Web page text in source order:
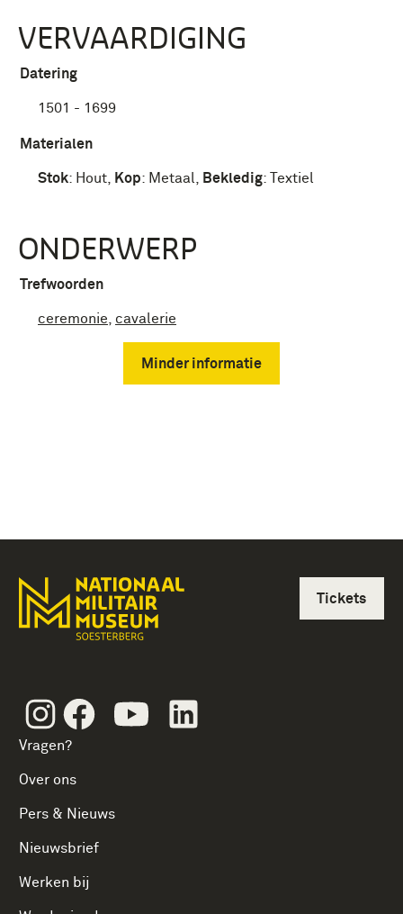
VERVAARDIGING
Datering
1501 - 1699
Materialen
Stok: Hout Kop: Metaal Bekledig: Textiel
ONDERWERP
Trefwoorden
ceremonie cavalerie
Minder informatie
InstagramFacebookYoutube
Vragen?
Over ons
Pers & Nieuws
Nieuwsbrief
Werken bij
Tickets